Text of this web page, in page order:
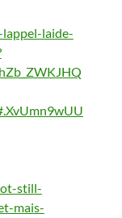
laide-
still-
mais-